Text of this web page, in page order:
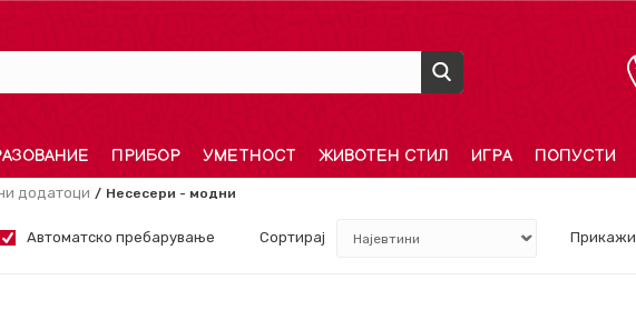
ПРИБОР УМЕТНОСТ ЖИВОТЕН СТИЛ ИГРА ПОПУСТИ
додатоци Несесери - модни
Автоматско пребарување Сортирај Прикажи